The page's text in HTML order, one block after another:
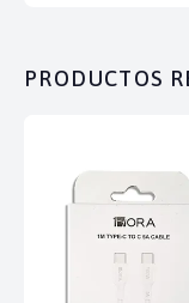
PRODUCTOS